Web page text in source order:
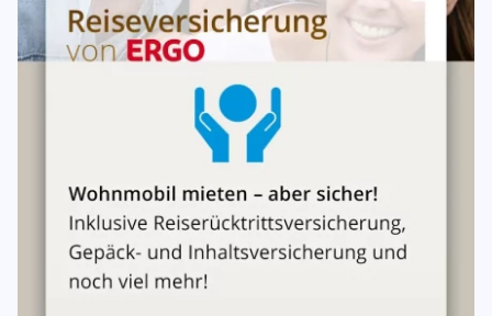
Wasserschlauch/Gießkanne
*Ausstattung, kann je nach Verfügbarkeit variieren. ​
Zubehör/Service (gegen Gebühr buchbar)​​​
Abhol- und Bringservice (Transfer zum Wohnort, Bahnhof,
Textilpaket (Geschirrhandtücher & komplettes Bettzeug)
Strandpaket (Sonnenschirm, Strandliegen, Luftmatratzen)
E-Bikes (nach Verfügbarkeit)
Reservierung, Rücktritt, Umbuchung
Reservierungen sind nur nach schriftlicher Bestätigung